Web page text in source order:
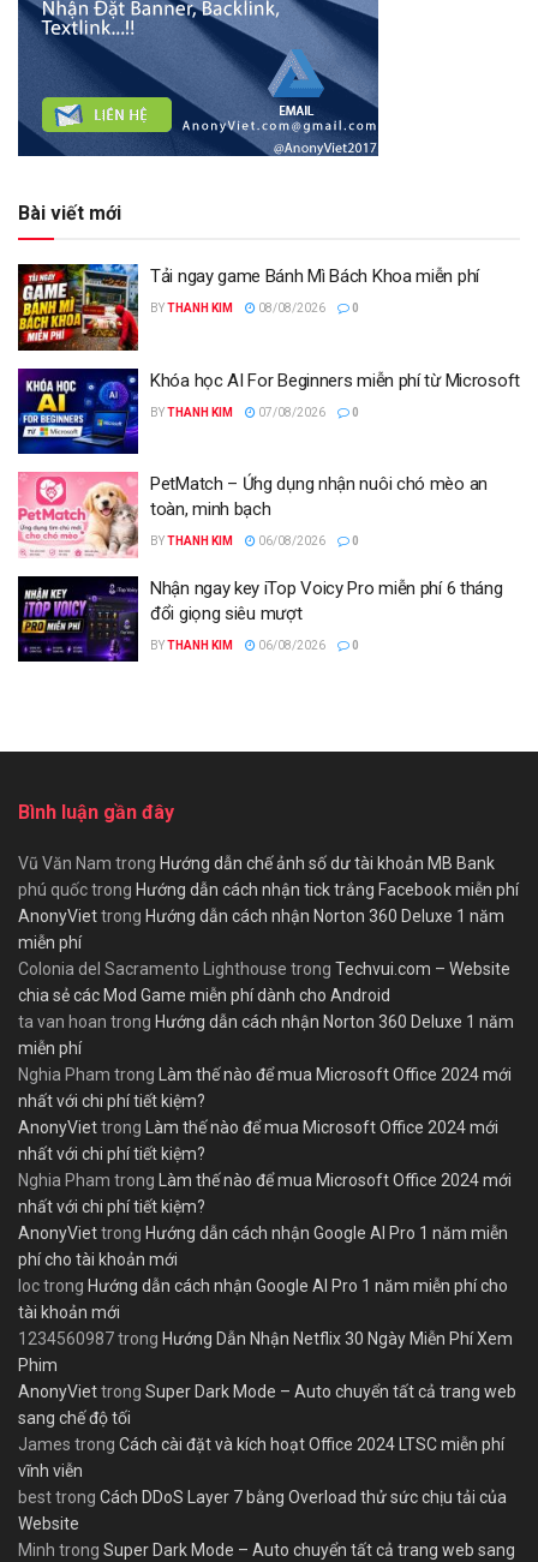
Bài viết mới
Tải ngay game Bánh Mì Bách Khoa miễn phí
BYTHANH KIM 08/08/2026 0
Khóa học AI For Beginners miễn phí từ Microsoft
BYTHANH KIM 07/08/2026 0
PetMatch – Ứng dụng nhận nuôi chó mèo an
toàn, minh bạch
BYTHANH KIM 06/08/2026 0
Nhận ngay key iTop Voicy Pro miễn phí 6 tháng
đổi giọng siêu mượt
BYTHANH KIM 06/08/2026 0
Bình luận gần đây
Vũ Văn Nam trong Hướng dẫn chế ảnh số dư tài khoản MB Bank
phú quốctrong Hướng dẫn cách nhận tick trắng Facebook miễn phí
AnonyViettrong Hướng dẫn cách nhận Norton 360 Deluxe 1 năm
miễn phí
Colonia del Sacramento Lighthouse trong Techvui.com – Website
chia sẻ các Mod Game miễn phí dành cho Android
ta van hoan trong Hướng dẫn cách nhận Norton 360 Deluxe 1 năm
miễn phí
Nghia Pham trong Làm thế nào để mua Microsoft Office 2024 mới
nhất với chi phí tiết kiệm?
AnonyViettrong Làm thế nào để mua Microsoft Office 2024 mới
nhất với chi phí tiết kiệm?
Nghia Pham trong Làm thế nào để mua Microsoft Office 2024 mới
nhất với chi phí tiết kiệm?
AnonyViettrong Hướng dẫn cách nhận Google AI Pro 1 năm miễn
phí cho tài khoản mới
loctrong Hướng dẫn cách nhận Google AI Pro 1 năm miễn phí cho
tài khoản mới
1234560987trong Hướng Dẫn Nhận Netflix 30 Ngày Miễn Phí Xem
Phim
AnonyViettrong Super Dark Mode – Auto chuyển tất cả trang web
sang chế độ tối
James trong Cách cài đặt và kích hoạt Office 2024 LTSC miễn phí
vĩnh viễn
besttrong Cách DDoS Layer 7 bằng Overload thử sức chịu tải của
Website
Minh trong Super Dark Mode – Auto chuyển tất cả trang web sang